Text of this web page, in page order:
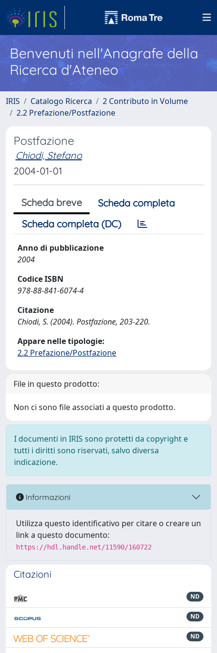
Benvenuti nell'Anagrafe della
Ricerca d'Ateneo
IRIS Catalogo Ricerca
2 Contributo in Volume
2.2 Prefazione/Postfazione
Postfazione
Chiodi, Stefano
2004-01-01
Scheda breve
Scheda completa
Scheda completa (DC)
Anno di pubblicazione
2004
Codice ISBN
978-88-841-6074-4
Citazione
Chiodi, S. (2004). Postfazione, 203-220.
Appare nelle tipologie:
2.2 Prefazione/Postfazione
File in questo prodotto:
Non ci sono file associati a questo prodotto.
I documenti in IRIS sono protetti da copyright e
tutti i diritti sono riservati, salvo diversa
indicazione.
Informazioni
Utilizza questo identificativo per citare o creare un
link a questo documento:
https://hdl.handle.net/11590/160722
Citazioni
ND
ND
ND